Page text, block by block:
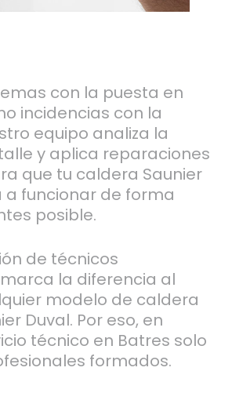
con la puesta en
incidencias con la
equipo analiza la
y aplica reparaciones
que tu caldera Saunier
a funcionar de forma
posible.
de técnicos
la diferencia al
modelo de caldera
Duval. Por eso, en
técnico en Batres solo
formados.